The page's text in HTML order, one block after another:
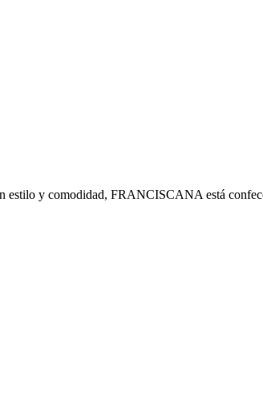
estilo y comodidad, FRANCISCANA está